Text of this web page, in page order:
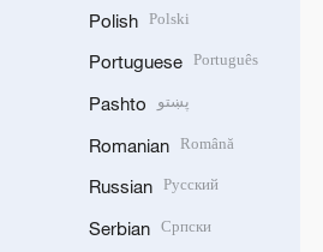
Polish Polski
Portuguese Português
Pashto پښتو
Romanian Română
Russian Русский
Serbian Српски